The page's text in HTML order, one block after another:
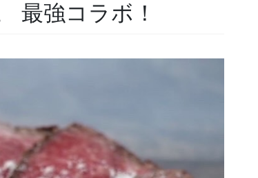
最強コラボ！